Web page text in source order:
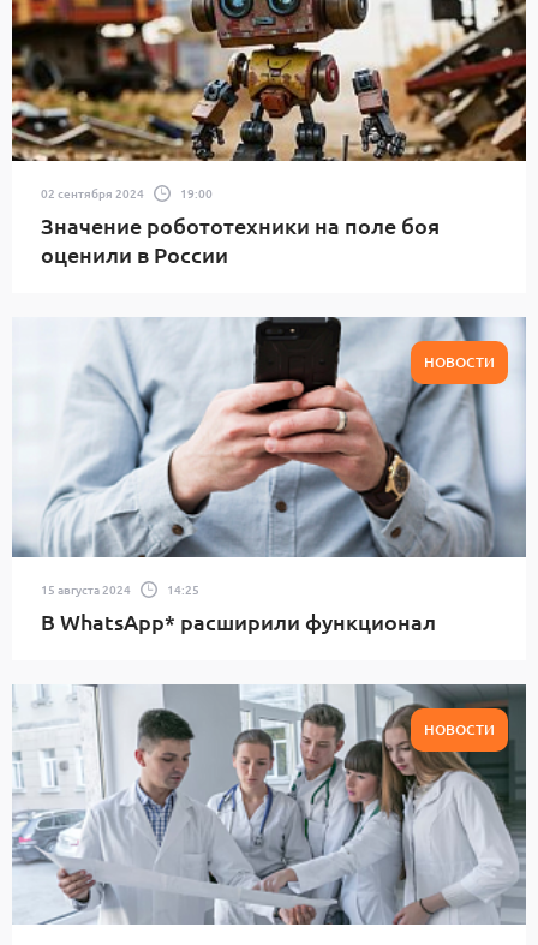
02 сентября 2024 19:00
Значение робототехники на поле боя
оценили в России
НОВОСТИ
15 августа 2024 14:25
В WhatsApp* расширили функционал
НОВОСТИ